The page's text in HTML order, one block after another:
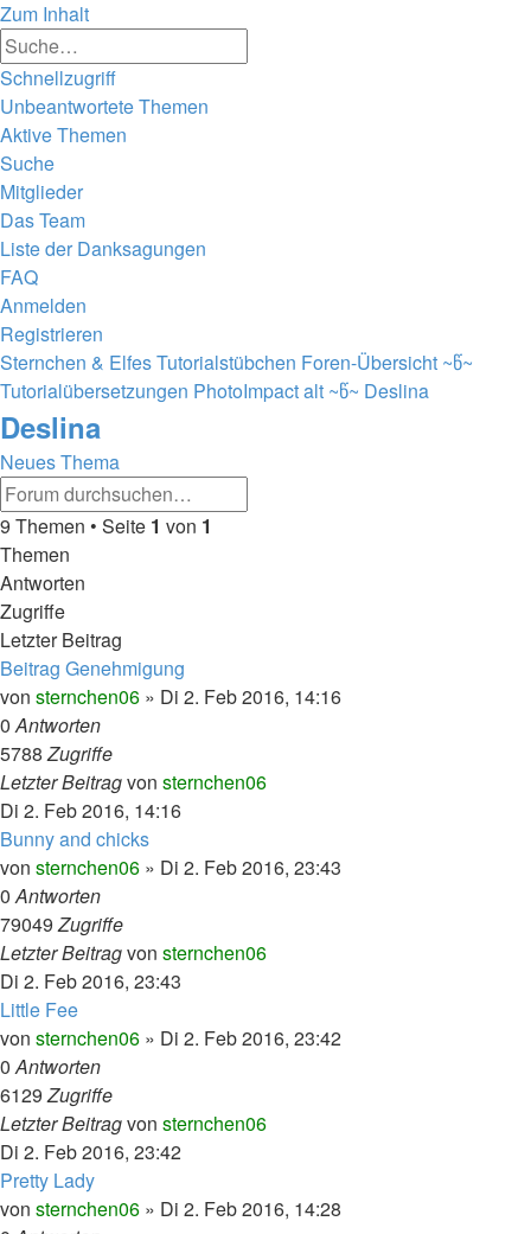
Zum Inhalt
Schnellzugriff
Unbeantwortete Themen
Aktive Themen
Suche
Mitglieder
Das Team
Liste der Danksagungen
FAQ
Anmelden
Registrieren
Sternchen & Elfes Tutorialstübchen Foren-Übersicht ~წ~
Tutorialübersetzungen PhotoImpact alt ~წ~ Deslina
Deslina
Neues Thema
9 Themen • Seite 1 von 1
Themen
Antworten
Zugriffe
Letzter Beitrag
Beitrag Genehmigung
von sternchen06 » Di 2. Feb 2016, 14:16
0Antworten
5788Zugriffe
Letzter Beitragvon sternchen06
Di 2. Feb 2016, 14:16
Bunny and chicks
von sternchen06 » Di 2. Feb 2016, 23:43
0Antworten
79049Zugriffe
Letzter Beitragvon sternchen06
Di 2. Feb 2016, 23:43
Little Fee
von sternchen06 » Di 2. Feb 2016, 23:42
0Antworten
6129Zugriffe
Letzter Beitragvon sternchen06
Di 2. Feb 2016, 23:42
Pretty Lady
von sternchen06 » Di 2. Feb 2016, 14:28